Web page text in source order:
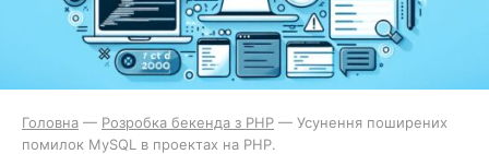
Головна — Розробка бекенда з PHP — Усунення поширених
помилок MySQL в проектах на PHP.